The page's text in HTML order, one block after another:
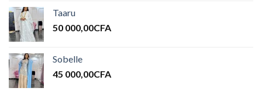
Taaru
50 000,00CFA
Sobelle
45 000,00CFA